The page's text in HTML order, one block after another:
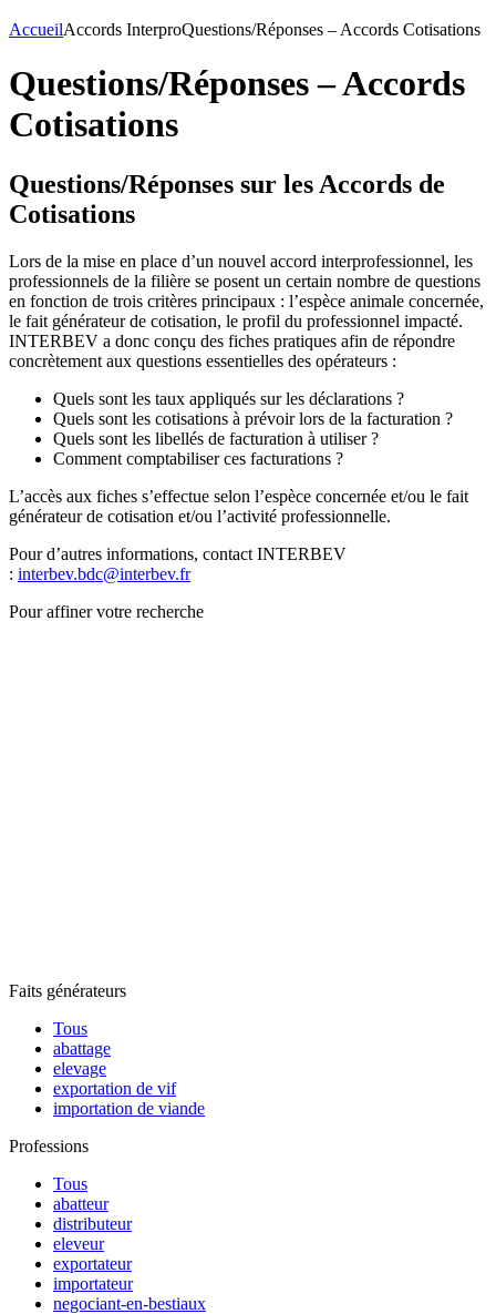
AccueilAccords InterproQuestions/Réponses – Accords Cotisations
Questions/Réponses – Accords
Cotisations
Questions/Réponses sur les Accords de
Cotisations
Lors de la mise en place d’un nouvel accord interprofessionnel, les
professionnels de la filière se posent un certain nombre de questions
en fonction de trois critères principaux : l’espèce animale concernée,
le fait générateur de cotisation, le profil du professionnel impacté.
INTERBEV a donc conçu des fiches pratiques afin de répondre
concrètement aux questions essentielles des opérateurs :
Quels sont les taux appliqués sur les déclarations ?
Quels sont les cotisations à prévoir lors de la facturation ?
Quels sont les libellés de facturation à utiliser ?
Comment comptabiliser ces facturations ?
L’accès aux fiches s’effectue selon l’espèce concernée et/ou le fait
générateur de cotisation et/ou l’activité professionnelle.
Pour d’autres informations, contact INTERBEV
: interbev.bdc@interbev.fr
Pour affiner votre recherche
Faits générateurs
Tous
abattage
elevage
exportation de vif
importation de viande
Professions
Tous
abatteur
distributeur
eleveur
exportateur
importateur
negociant-en-bestiaux